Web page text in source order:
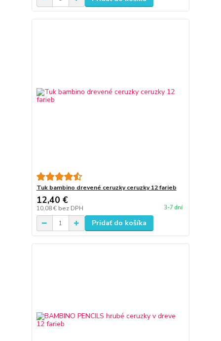
Tuk bambino drevené ceruzky ceruzky 12 farieb
12,40 €
10,08 € bez DPH 3-7 dní
Pridať do košíka